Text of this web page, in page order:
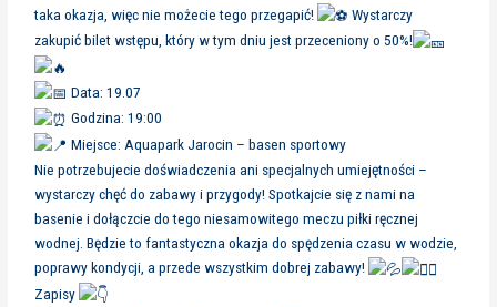
taka okazja, więc nie możecie tego przegapić!
Wystarczy
zakupić bilet wstępu, który w tym dniu jest przeceniony o 50%!
Data: 19.07
Godzina: 19:00
Miejsce: Aquapark Jarocin – basen sportowy
Nie potrzebujecie doświadczenia ani specjalnych umiejętności –
wystarczy chęć do zabawy i przygody! Spotkajcie się z nami na
basenie i dołączcie do tego niesamowitego meczu piłki ręcznej
wodnej. Będzie to fantastyczna okazja do spędzenia czasu w wodzie,
poprawy kondycji, a przede wszystkim dobrej zabawy!
Zapisy